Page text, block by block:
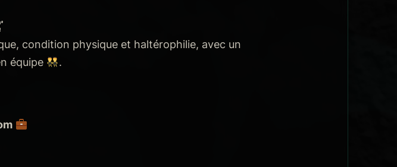
condition physique et haltérophilie, avec un
équipe
.